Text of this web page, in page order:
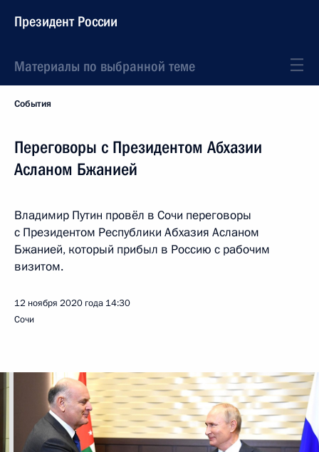
Президент России
Материалы по выбранной теме
События
Переговоры с Президентом Абхазии
Асланом Бжанией
Владимир Путин провёл в Сочи переговоры
с Президентом Республики Абхазия Асланом
Бжанией, который прибыл в Россию с рабочим
визитом.
12 ноября 2020 года 14:30
Сочи